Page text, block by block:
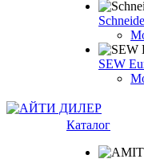
SEW
Каталог